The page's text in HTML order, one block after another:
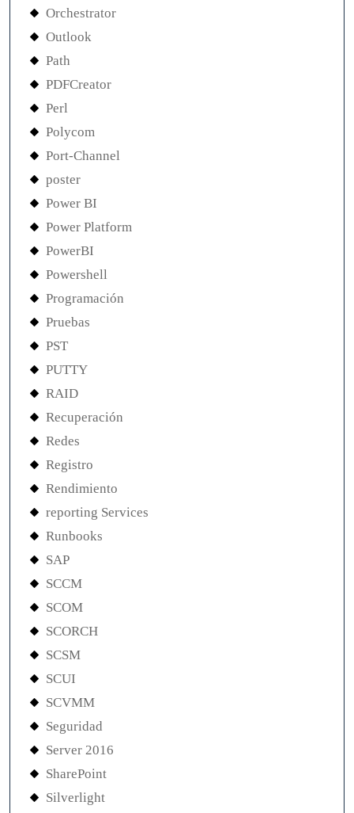
Orchestrator
Outlook
Path
PDFCreator
Perl
Polycom
Port-Channel
poster
Power BI
Power Platform
PowerBI
Powershell
Programación
Pruebas
PST
PUTTY
RAID
Recuperación
Redes
Registro
Rendimiento
reporting Services
Runbooks
SAP
SCCM
SCOM
SCORCH
SCSM
SCUI
SCVMM
Seguridad
Server 2016
SharePoint
Silverlight